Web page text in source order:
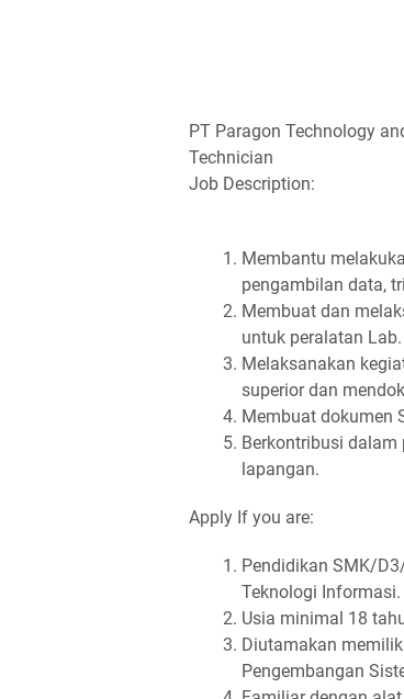
PT Paragon Technology
Technician
Job Description:
Membantu
pengambilan data,
Membuat dan
untuk peralatan Lab.
Melaksanakan
superior dan
Membuat dokumen
Berkontribusi
lapangan.
Apply If you are:
Pendidikan SMK/
Teknologi Informasi.
Usia minimal 18
Diutamakan
Pengembangan